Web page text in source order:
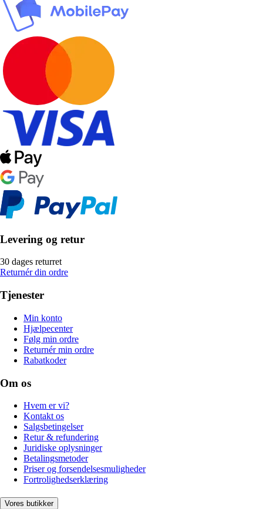
Levering og retur
30 dages returret
Returnér din ordre
Tjenester
Min konto
Hjælpecenter
Følg min ordre
Returnér min ordre
Rabatkoder
Om os
Hvem er vi?
Kontakt os
Salgsbetingelser
Retur & refundering
Juridiske oplysninger
Betalingsmetoder
Priser og forsendelsesmuligheder
Fortrolighedserklæring
Vores butikker